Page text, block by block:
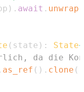
) . await . unwrap
( state ) : State<
da die
. as_ref ( ) . clone (